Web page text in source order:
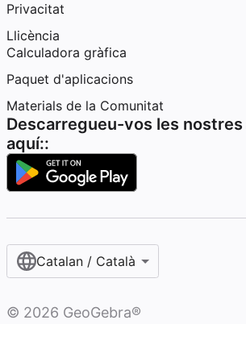
Privacitat
Llicència
Calculadora gràfica
Paquet d'aplicacions
Materials de la Comunitat
Descarregueu-vos les
aquí::
Catalan / Català
© 2026 GeoGebra®